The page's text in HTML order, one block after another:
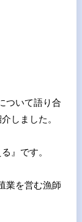
ついて語り合
しました。
』です。
業を営む漁師